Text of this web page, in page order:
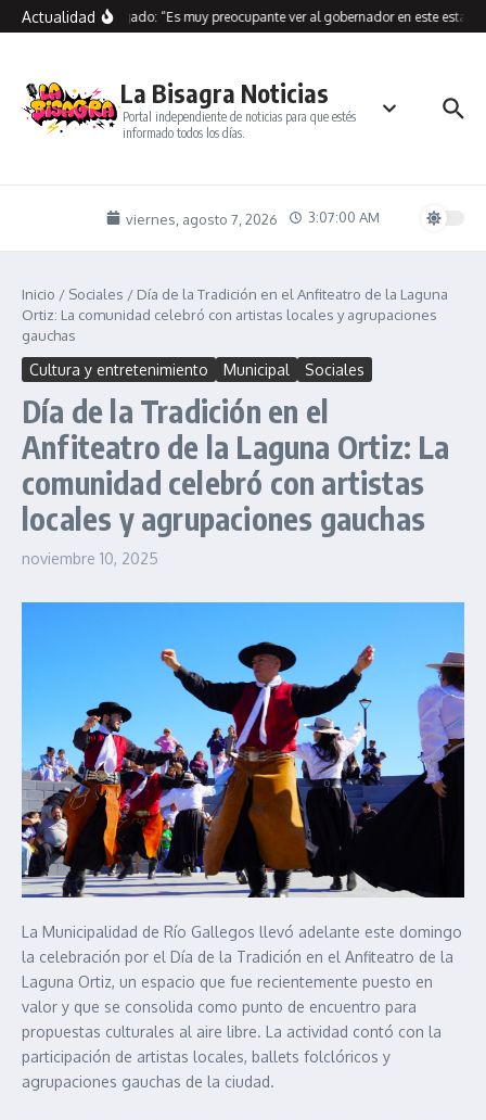
Saltar al contenido
ActualidadSara Delgado: “Es muy preocupante ver al gobernador en este estado”
La Bisagra Noticias
Portal independiente de noticias para que estés
informado todos los días.
viernes, agosto 7, 2026 3:07:00 AM
Inicio / Sociales / Día de la Tradición en el Anfiteatro de la Laguna
Ortiz: La comunidad celebró con artistas locales y agrupaciones
gauchas
Cultura y entretenimiento Municipal Sociales
Día de la Tradición en el
Anfiteatro de la Laguna Ortiz: La
comunidad celebró con artistas
locales y agrupaciones gauchas
noviembre 10, 2025
La Municipalidad de Río Gallegos llevó adelante este domingo
la celebración por el Día de la Tradición en el Anfiteatro de la
Laguna Ortiz, un espacio que fue recientemente puesto en
valor y que se consolida como punto de encuentro para
propuestas culturales al aire libre. La actividad contó con la
participación de artistas locales, ballets folclóricos y
agrupaciones gauchas de la ciudad.